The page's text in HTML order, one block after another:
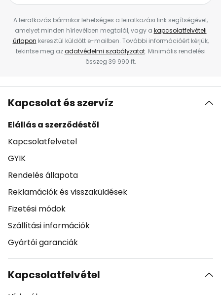
A leiratkozás bármikor lehetséges a leiratkozási link segítségével,
amelyet minden hírlevélben megtalál, vagy a kapcsolatfelvételi
űrlapon keresztül küldött e-mailben. További információért kérjük,
tekintse meg azadatvédelmi szabályzatot. Minimális rendelési
összeg 39 990 ft.
Kapcsolat és szervíz
Elállás a szerződéstől
Kapcsolatfelvetel
GYIK
Rendelés állapota
Reklamációk és visszaküldések
Fizetési módok
Szállítási információk
Gyártói garanciák
Kapcsolatfelvétel